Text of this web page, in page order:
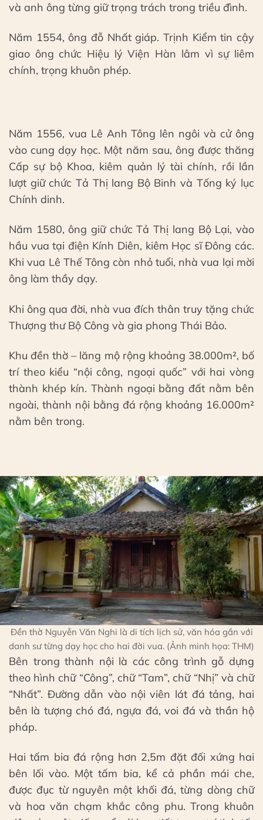
và anh ông từng giữ trọng trách trong triều đình.
Năm 1554, ông đỗ Nhất giáp. Trịnh Kiểm tin cậy
giao ông chức Hiệu lý Viện Hàn lâm vì sự liêm
chính, trọng khuôn phép.
Năm 1556, vua Lê Anh Tông lên ngôi và cử ông
vào cung dạy học. Một năm sau, ông được thăng
Cấp sự bộ Khoa, kiêm quản lý tài chính, rồi lần
lượt giữ chức Tả Thị lang Bộ Binh và Tống ký lục
Chính dinh.
Năm 1580, ông giữ chức Tả Thị lang Bộ Lại, vào
hầu vua tại điện Kính Diên, kiêm Học sĩ Đông các.
Khi vua Lê Thế Tông còn nhỏ tuổi, nhà vua lại mời
ông làm thầy dạy.
Khi ông qua đời, nhà vua đích thân truy tặng chức
Thượng thư Bộ Công và gia phong Thái Bảo.
Khu đền thờ – lăng mộ rộng khoảng 38.000m², bố
trí theo kiểu “nội công, ngoại quốc” với hai vòng
thành khép kín. Thành ngoại bằng đất nằm bên
ngoài, thành nội bằng đá rộng khoảng 16.000m²
nằm bên trong.
Đền thờ Nguyễn Văn Nghi là di tích lịch sử, văn hóa gắn với
danh sư từng dạy học cho hai đời vua. (Ảnh minh họa: THM)
Bên trong thành nội là các công trình gỗ dựng
theo hình chữ “Công”, chữ “Tam”, chữ “Nhị” và chữ
“Nhất”. Đường dẫn vào nội viên lát đá tảng, hai
bên là tượng chó đá, ngựa đá, voi đá và thần hộ
pháp.
Hai tấm bia đá rộng hơn 2,5m đặt đối xứng hai
bên lối vào. Một tấm bia, kể cả phần mái che,
được đục từ nguyên một khối đá, từng dòng chữ
và hoa văn chạm khắc công phu. Trong khuôn